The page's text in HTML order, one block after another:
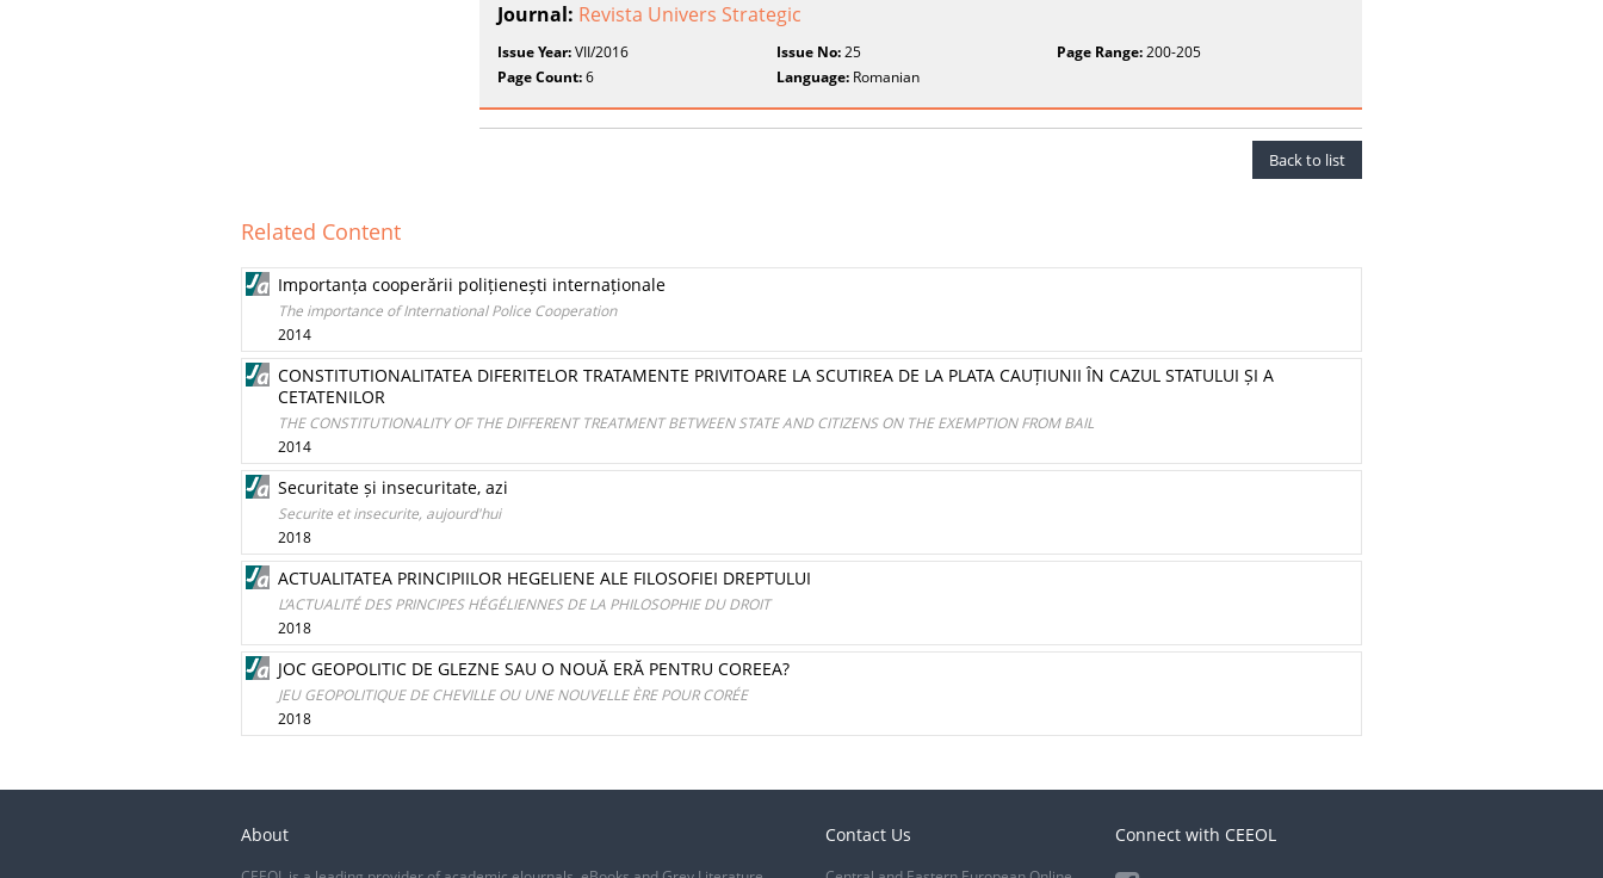
Journal: Revista Univers Strategic
Issue Year:VII/2016 Issue No:25 Page Range:200-205
Page Count:6 Language: Romanian
Back to list
Related Content
Importanța cooperării polițienești internaționale
The importance of International Police Cooperation
2014
CONSTITUTIONALITATEA DIFERITELOR TRATAMENTE PRIVITOARE LA SCUTIREA DE LA PLATA CAUȚIUNII ÎN CAZUL STATULUI ȘI A
CETATENILOR
THE CONSTITUTIONALITY OF THE DIFFERENT TREATMENT BETWEEN STATE AND CITIZENS ON THE EXEMPTION FROM BAIL
2014
Securitate și insecuritate, azi
Securite et insecurite, aujourd'hui
2018
ACTUALITATEA PRINCIPIILOR HEGELIENE ALE FILOSOFIEI DREPTULUI
L’ACTUALITÉ DES PRINCIPES HÉGÉLIENNES DE LA PHILOSOPHIE DU DROIT
2018
JOC GEOPOLITIC DE GLEZNE SAU O NOUĂ ERĂ PENTRU COREEA?
JEU GEOPOLITIQUE DE CHEVILLE OU UNE NOUVELLE ÈRE POUR CORÉE
2018
About Contact Us Connect with CEEOL